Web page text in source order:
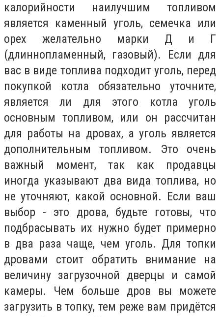
калорийности наилучшим топливом
является каменный уголь, семечка или
орех желательно марки Д и Г
(длиннопламенный, газовый). Если для
вас в виде топлива подходит уголь, перед
покупкой котла обязательно уточните,
является ли для этого котла уголь
основным топливом, или он рассчитан
для работы на дровах, а уголь является
дополнительным топливом. Это очень
важный момент, так как продавцы
иногда указывают два вида топлива, но
не уточняют, какой основной. Если ваш
выбор - это дрова, будьте готовы, что
подбрасывать их нужно будет примерно
в два раза чаще, чем уголь. Для топки
дровами стоит обратить внимание на
величину загрузочной дверцы и самой
камеры. Чем больше дров вы можете
загрузить в топку, тем реже вам придётся